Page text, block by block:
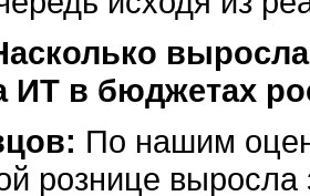
ИТ в бюджетах
По нашим
рознице